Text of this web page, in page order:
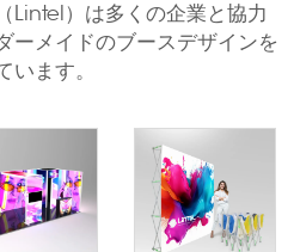
Lintel）は多くの企業と協力
ーメイドのブースデザインを
ます。